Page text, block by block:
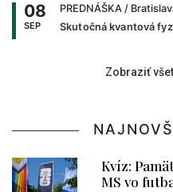
08
SEP
PREDNÁŠKA /
Skutočná kvantová
Zobraziť
Kvíz:
MS vo